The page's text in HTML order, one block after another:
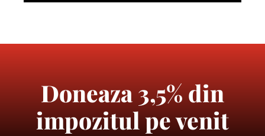
Doneaza 3,5% din
impozitul pe venit